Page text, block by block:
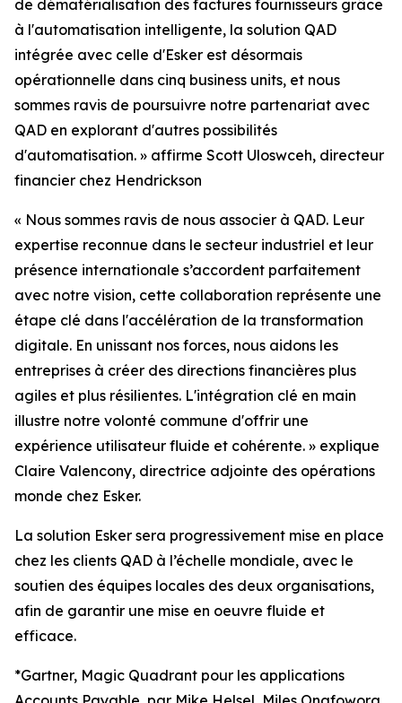
de dématérialisation des factures fournisseurs grâce
à l'automatisation intelligente, la solution QAD
intégrée avec celle d'Esker est désormais
opérationnelle dans cinq business units, et nous
sommes ravis de poursuivre notre partenariat avec
QAD en explorant d'autres possibilités
d'automatisation. » affirme Scott Uloswceh, directeur
financier chez Hendrickson
« Nous sommes ravis de nous associer à QAD. Leur
expertise reconnue dans le secteur industriel et leur
présence internationale s’accordent parfaitement
avec notre vision, cette collaboration représente une
étape clé dans l'accélération de la transformation
digitale. En unissant nos forces, nous aidons les
entreprises à créer des directions financières plus
agiles et plus résilientes. L'intégration clé en main
illustre notre volonté commune d'offrir une
expérience utilisateur fluide et cohérente. » explique
Claire Valencony, directrice adjointe des opérations
monde chez Esker.
La solution Esker sera progressivement mise en place
chez les clients QAD à l’échelle mondiale, avec le
soutien des équipes locales des deux organisations,
afin de garantir une mise en oeuvre fluide et
efficace.
*Gartner, Magic Quadrant pour les applications